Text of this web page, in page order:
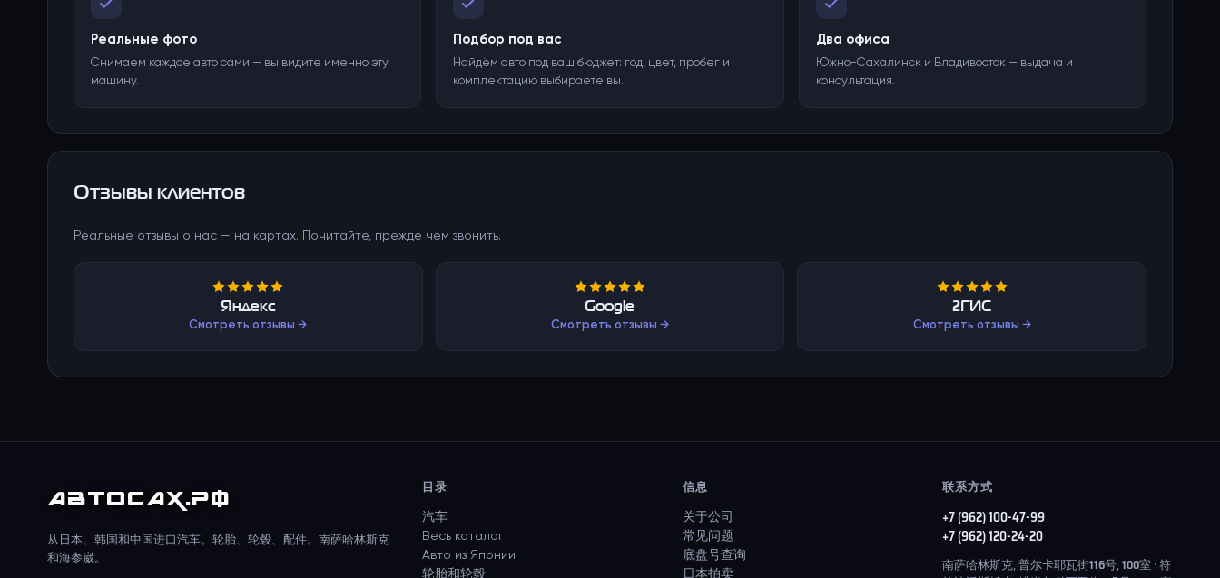
Реальные фото
Снимаем каждое авто сами — вы видите именно эту
машину.
Подбор под вас
Найдём авто под ваш бюджет: год, цвет, пробег и
комплектацию выбираете вы.
Два офиса
Южно-Сахалинск и Владивосток — выдача и
консультация.
Отзывы клиентов
Реальные отзывы о нас — на картах. Почитайте, прежде чем звонить.
Яндекс
Смотреть отзывы →
Google
Смотреть отзывы →
2ГИС
Смотреть отзывы →
АВТОСАХ.РФ
从日本、韩国和中国进口汽车。轮胎、轮毂、配件。南萨哈林斯克
和海参崴。
目录
汽车
Весь каталог
Авто из Японии
轮胎和轮毂
信息
关于公司
常见问题
底盘号查询
日本拍卖
联系方式
+7 (962) 100-47-99
+7 (962) 120-24-20
南萨哈林斯克, 普尔卡耶瓦街116号, 100室 · 符